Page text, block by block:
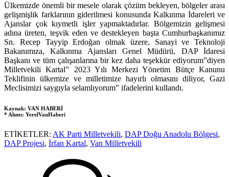
Ülkemizde önemli bir mesele olarak çözüm bekleyen, bölgeler arası
gelişmişlik farklarının giderilmesi konusunda Kalkınma İdareleri ve
Ajanslar çok kıymetli işler yapmaktadırlar. Bölgemizin gelişmesi
adına üreten, teşvik eden ve destekleyen başta Cumhurbaşkanımız
Sn. Recep Tayyip Erdoğan olmak üzere, Sanayi ve Teknoloji
Bakanımıza, Kalkınma Ajansları Genel Müdürü, DAP İdaresi
Başkanı ve tüm çalışanlarına bir kez daha teşekkür ediyorum”diyen
Milletvekili Kartal” 2023 Yılı Merkezi Yönetim Bütçe Kanunu
Teklifinin ülkemize ve milletimize hayırlı olmasını diliyor, Gazi
Meclisimizi saygıyla selamlıyorum” ifadelerini kullandı.
Kaynak: VAN HABERİ
* Alıntı: YerelVanHaberi
ETİKETLER: AK Parti Milletvekili, DAP Doğu Anadolu Bölgesi,
DAP Projesi, İrfan Kartal, Van Milletvekili